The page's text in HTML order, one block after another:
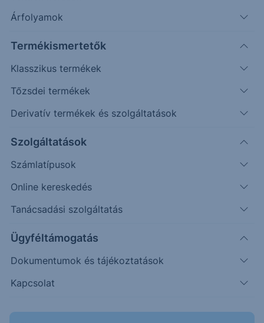
Árfolyamok
Termékismertetők
Klasszikus termékek
Tőzsdei termékek
Derivatív termékek és szolgáltatások
Szolgáltatások
Számlatípusok
Online kereskedés
Tanácsadási szolgáltatás
Ügyféltámogatás
Dokumentumok és tájékoztatások
Kapcsolat
26.2000
26.8000